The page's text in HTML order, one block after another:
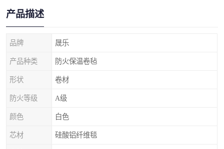
产品描述
品牌 晟乐
产品种类 防火保温卷毡
形状 卷材
防火等级 A级
颜色 白色
芯材 硅酸铝纤维毯